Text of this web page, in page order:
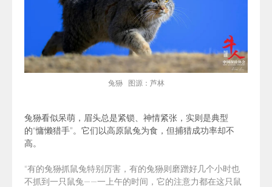
兔狲 图源：芦林
兔狲看似呆萌，眉头总是紧锁、神情紧张，实则是典型
的“慵懒猎手”。它们以高原鼠兔为食，但捕猎成功率却不
高。
“有的兔狲抓鼠兔特别厉害，有的兔狲则磨蹭好几个小时也
不抓到一只鼠兔——一上午的时间，它的注意力都在这只鼠